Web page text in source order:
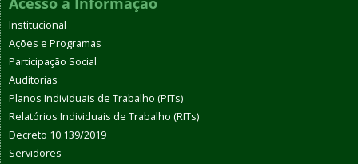
Institucional
Ações e Programas
Participação Social
Auditorias
Planos Individuais de Trabalho (PITs)
Relatórios Individuais de Trabalho (RITs)
Decreto 10.139/2019
Servidores